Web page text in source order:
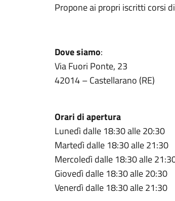
Propone ai propri iscritti corsi
Dove siamo:
Via Fuori Ponte, 23
42014 – Castellarano (RE)
Orari di apertura
Lunedì dalle 18:30 alle 20:30
Martedì dalle 18:30 alle 21:30
Mercoledì dalle 18:30 alle
Giovedì dalle 18:30 alle 20:30
Venerdì dalle 18:30 alle 21:30